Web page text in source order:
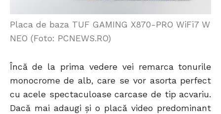
Placa de baza TUF GAMING X870-PRO WiFi7 W
NEO (Foto: PCNEWS.RO)
Încă de la prima vedere vei remarca tonurile
monocrome de alb, care se vor asorta perfect
cu acele spectaculoase carcase de tip acvariu.
Dacă mai adaugi și o placă video predominant